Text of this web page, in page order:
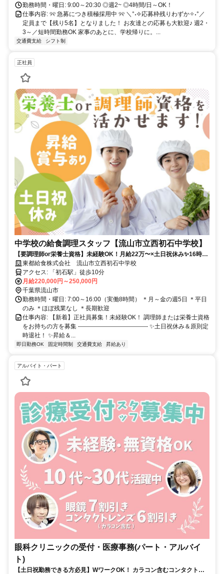
勤務時間・曜日: 9:00～20:30 ◎週2~ ◎4時間/日～OK！
仕事内容: ୨୧ 急募につき積極採用中 ୨୧ ＼°˖✧応募枠残りわずか✧˖°／
定員まで【残り5名】となりました！ お友達との応募も大歓迎♪ 週2・
3～／短時間勤務OK 家事のあとに、学校帰りに。...
交通費支給 シフト制
正社員
中学校の給食調理スタッフ【流山市立西初石中学校】
【要調理師or栄養士資格】未経験OK！月給22万〜×土日祝休み✨16時退
社・残業ほぼなしで家事・子育てと両立✨✅昇給あり✅賞与あり
東都給食株式会社 流山市立西初石中学校
アクセス: 「初石駅」徒歩10分
月給220,000円～250,000円
千葉県流山市
勤務時間・曜日: 7:00～16:00（実働8時間） ＊月～金の週5日 ＊平日
のみ ＊ほぼ残業なし ＊長期歓迎
仕事内容: 【新着】正社員募集！未経験OK！ 調理師または栄養士資格
をお持ちの方を募集 ----------------------------------- ✨土日祝休み＆原則定
時退社！ ✨昇給＆...
即日勤務OK 固定時間制 交通費支給 昇給あり
アルバイト・パート
眼科クリニックの受付・医療事務(パート・アルバイ
ト)
【土日祝勤務できる方必見】WワークOK！ カラコン含むコンタクト＆